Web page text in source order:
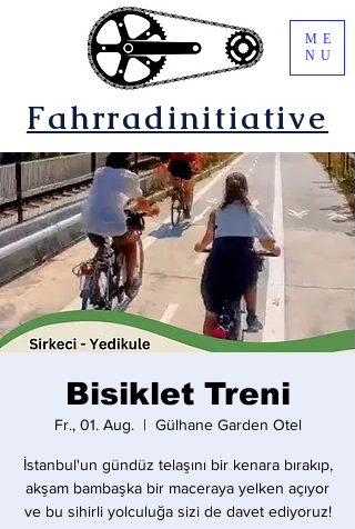
Fahrradinitiative
ME
NU
Bisiklet Treni
Fr., 01. Aug.
  |
Gülhane Garden Otel
İstanbul'un gündüz telaşını bir kenara bırakıp,
akşam bambaşka bir maceraya yelken açıyor
ve bu sihirli yolculuğa sizi de davet ediyoruz!